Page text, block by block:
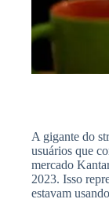
A gigante do
usuários que
mercado
2023. Isso
estavam